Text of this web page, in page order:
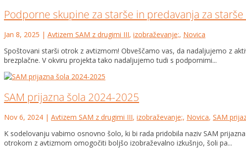
Podporne skupine za starše in predavanja za
Jan 8, 2025 | Avtizem SAM z drugimi III, izobraževanje;, Novica
Spoštovani starši otrok z avtizmom! Obveščamo vas, da nadaljujemo z
brezplačne. V okviru projekta tako nadaljujemo tudi s podpornimi...
SAM prijazna šola 2024-2025
Nov 6, 2024 | Avtizem SAM z drugimi III, izobraževanje;, Novica, SAM
K sodelovanju vabimo osnovno šolo, ki bi rada pridobila naziv SAM
otrokom z avtizmom omogočiti boljšo izobraževalno izkušnjo, šoli pa...